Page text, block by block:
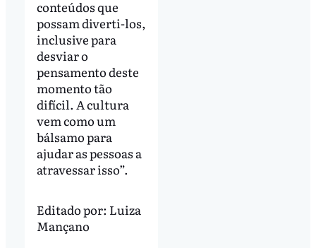
conteúdos que
possam diverti-los,
inclusive para
desviar o
pensamento deste
momento tão
difícil. A cultura
vem como um
bálsamo para
ajudar as pessoas a
atravessar isso”.
Editado por: Luiza
Mançano